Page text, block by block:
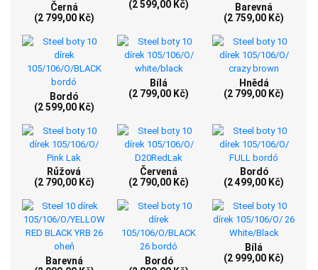
Černá
(2 799,00 Kč)
(2 599,00 Kč)
Barevná
(2 759,00 Kč)
Bordó
(2 599,00 Kč)
Bílá
(2 799,00 Kč)
Hnědá
(2 799,00 Kč)
Růžová
(2 790,00 Kč)
Červená
(2 790,00 Kč)
Bordó
(2 499,00 Kč)
Barevná
Bordó
Bílá
(2 999,00 Kč)